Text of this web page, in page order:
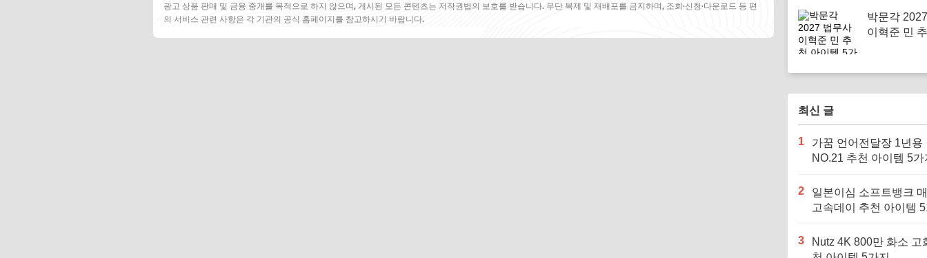
광고 상품 판매 및 금융 중개를 목적으로 하지 않으며, 게시된 모든 콘텐츠는 저작권법의 보호를 받습니다. 무단 복제 및 재배포를 금지하며, 조회·신청·다운로드 등 편
의 서비스 관련 사항은 각 기관의 공식 홈페이지를 참고하시기 바랍니다.
박문각
이혁준 민
최신 글
1
가꿈 언어전달장 1년용
NO.21 추천 아이템 5가
2
일본이심 소프트뱅크
고속데이 추천 아이템
3
Nutz 4K 800만 화소 고